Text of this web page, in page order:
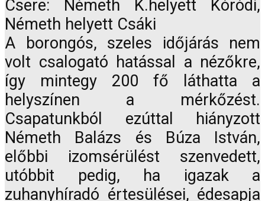
Csere: Németh K.helyett Kóródi,
Németh helyett Csáki
A borongós, szeles időjárás nem
volt csalogató hatással a nézőkre,
így mintegy 200 fő láthatta a
helyszínen a mérkőzést.
Csapatunkból ezúttal hiányzott
Németh Balázs és Búza István,
előbbi izomsérülést szenvedett,
utóbbit pedig, ha igazak a
zuhanyhíradó értesülései, édesapja